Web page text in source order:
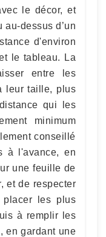
le décor, et
au-dessus d’un
d'environ
le tableau. La
entre les
leur taille, plus
qui les
minimum
conseillé
à l'avance, en
une feuille de
et de respecter
les plus
à remplir les
en gardant une